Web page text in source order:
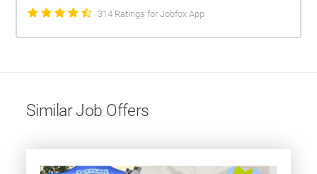
314 Ratings for Jobfox App
Similar Job Offers